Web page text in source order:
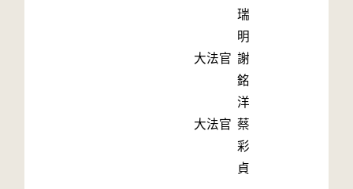
瑞
明
大法官 謝
銘
洋
大法官 蔡
彩
貞